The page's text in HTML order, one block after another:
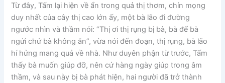
Từ đây, Tấm lại hiện về ẩn trong quả thị thơm, chín mọng
duy nhất của cây thị cao lớn ấy, một bà lão đi đường
ngước nhìn và thầm nói: “Thị ơi thị rụng bị bà, bà để bà
ngửi chứ bà không ăn”, vừa nói đến đoạn, thị rụng, bà lão
hí hửng mang quả về nhà. Như duyên phận từ trước, Tấm
thấy bà muốn giúp đỡ, nên cứ hàng ngày giúp trong âm
thầm, và sau này bị bà phát hiện, hai người đã trở thành